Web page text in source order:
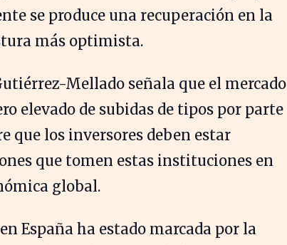
se produce una recuperación en la
más optimista.
Mellado señala que el mercado
elevado de subidas de tipos por parte
que los inversores deben estar
que tomen estas instituciones en
global.
España ha estado marcada por la